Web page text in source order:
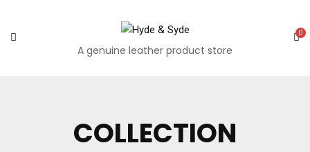
A genuine leather product store
0
COLLECTION